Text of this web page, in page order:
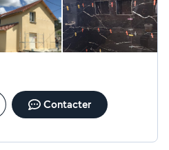
et à l'utilisation de
réalisons vos projets en
Contacter